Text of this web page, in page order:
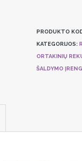
PRODUKTO
KATEGORIJOS:
ORTAKINIŲ
ŠALDYMO